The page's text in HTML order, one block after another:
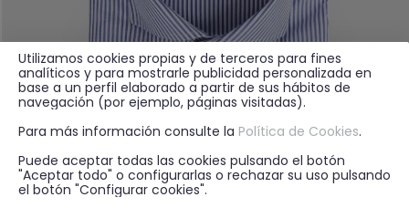
Utilizamos cookies propias y de terceros para fines
analíticos y para mostrarle publicidad personalizada en
base a un perfil elaborado a partir de sus hábitos de
navegación (por ejemplo, páginas visitadas).
Para más información consulte la Política de Cookies.
Puede aceptar todas las cookies pulsando el botón
"Aceptar todo" o configurarlas o rechazar su uso pulsando
el botón "Configurar cookies".